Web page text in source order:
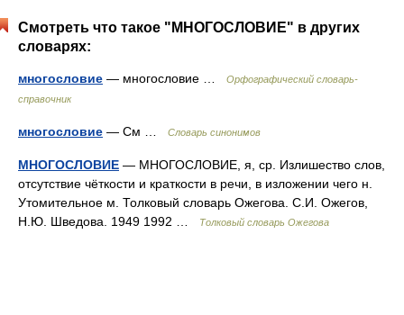
Смотреть что такое "МНОГОСЛОВИЕ" в других
словарях:
многословие — многословие …
Орфографический словарь-
справочник
многословие — См … Словарь синонимов
МНОГОСЛОВИЕ — МНОГОСЛОВИЕ, я, ср. Излишество слов,
отсутствие чёткости и краткости в речи, в изложении чего н.
Утомительное м. Толковый словарь Ожегова. С.И. Ожегов,
Н.Ю. Шведова. 1949 1992 …
Толковый словарь Ожегова